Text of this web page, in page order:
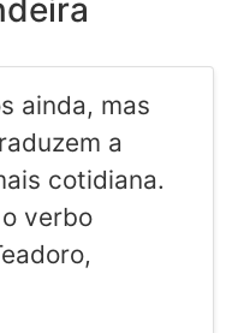
ainda, mas
a
cotidiana.
verbo